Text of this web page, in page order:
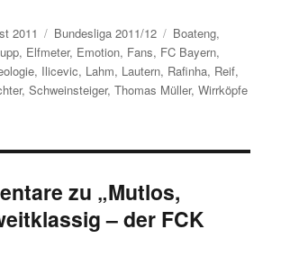
2011 Kategorien
Bundesliga 2011/12 Schlagwörter
Boateng,
, Elfmeter, Emotion, Fans, FC Bayern,
, Ilicevic, Lahm, Lautern, Rafinha, Reif,
,Schweinsteiger,Thomas Müller,Wirrköpfe
zu „Mutlos,
– der FCK